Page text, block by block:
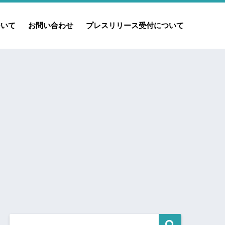
て お問い合わせ プレスリリース受付について